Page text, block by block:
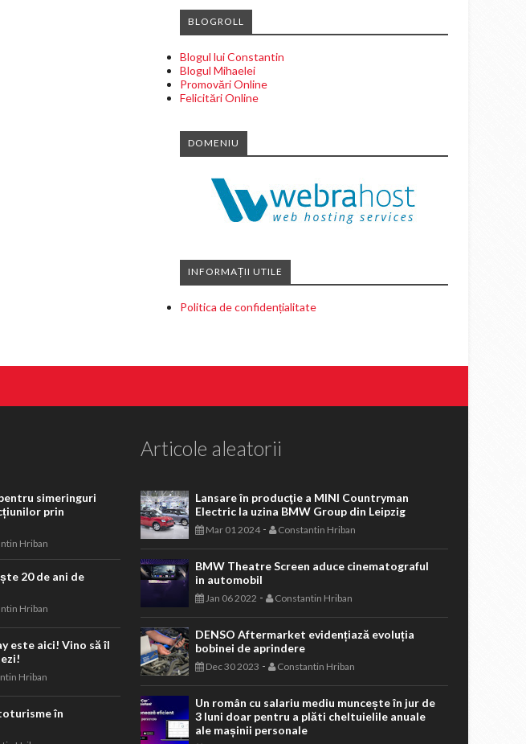
BLOGROLL
Blogul lui Constantin
Blogul Mihaelei
Promovări Online
Felicitări Online
DOMENIU
INFORMAȚII UTILE
Politica de confidențialitate
simeringuri
prin
Hriban
20 de ani de
Hriban
este aici! Vino să îl
Hriban
în
Articole aleatorii
Lansare în producţie a MINI Countryman
Electric la uzina BMW Group din Leipzig
Mar 01 2024- Constantin Hriban
BMW Theatre Screen aduce cinematograful
in automobil
Jan 06 2022 - Constantin Hriban
DENSO Aftermarket evidențiază evoluția
bobinei de aprindere
Dec 30 2023 - Constantin Hriban
Un român cu salariu mediu muncește în jur de
3 luni doar pentru a plăti cheltuielile anuale
ale mașinii personale